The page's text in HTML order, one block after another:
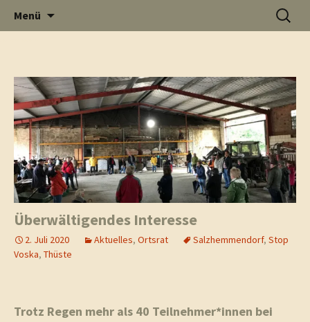
Thüste im
Internet
und
aus
Menü
Suchen
nach:
Überwältigendes Interesse
2. Juli 2020 Aktuelles, Ortsrat Salzhemmendorf, Stop
Voska, Thüste
Trotz Regen mehr als 40 Teilnehmer*innen bei